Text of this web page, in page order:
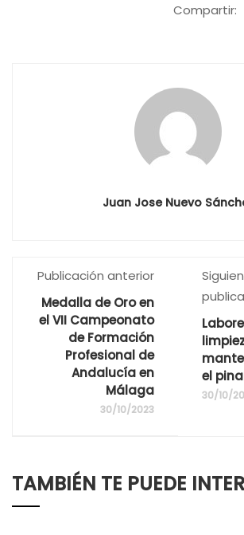
Compartir:
Juan Jose Nuevo
Publicación anterior
Medalla de Oro en
el VII Campeonato
de Formación
Profesional de
Andalucía en
Málaga
30/10/2023
el
30/10/
TAMBIÉN TE PUEDE